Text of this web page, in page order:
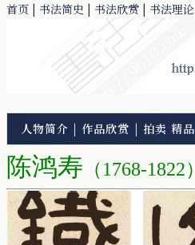
首页 | 书法简史 | 书法欣赏 | 书法理论
人物简介 | 作品欣赏 | 拍卖 精品
陈鸿寿 （1768-1822）